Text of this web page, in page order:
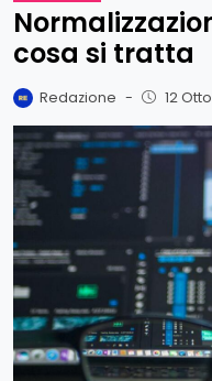
cosa si tratta
Redazione - 12